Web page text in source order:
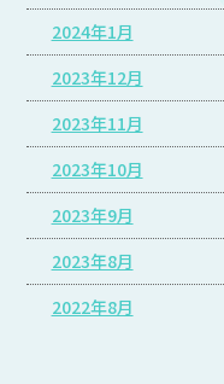
2024年1月
2023年12月
2023年11月
2023年10月
2023年9月
2023年8月
2022年8月